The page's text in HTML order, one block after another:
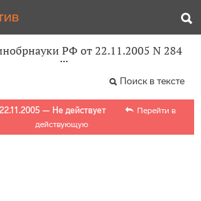
РФ от 22.11.2005 N 284
Поиск в тексте
— Не действует
Перейти в
действующую